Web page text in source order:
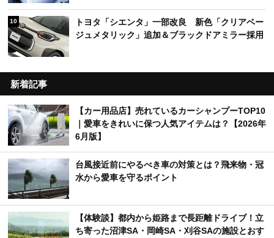
10
トヨタ「シエンタ」一部改良 新色「クリアベー
ジュメタリック」追加＆ブラックドアミラー採用
新着記事
【カー用品店】売れているカーシャンプーTOP10
｜愛車をきれいに保つ人気アイテムは？【2026年
6月版】
台風接近前にやるべき車の対策とは？飛来物・冠
水から愛車を守るポイント
【体験談】都内から姫路まで長距離ドライブ！立
ち寄った沼津SA・岡崎SA・刈谷SAの施設とおす